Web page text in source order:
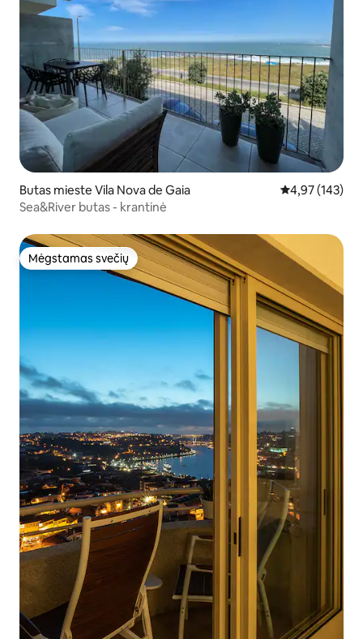
Butas mieste Vila Nova de Gaia Vidutinis
4,97 (143)
Sea&River butas - krantinė
Mėgstamas svečių
Mėgstamas svečių